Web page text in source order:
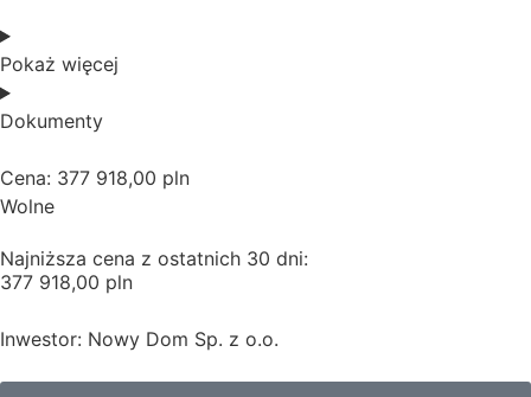
Pokaż więcej
Dokumenty
Cena: 377 918,00 pln
Wolne
Najniższa cena z ostatnich 30 dni:
377 918,00 pln
Inwestor: Nowy Dom Sp. z o.o.